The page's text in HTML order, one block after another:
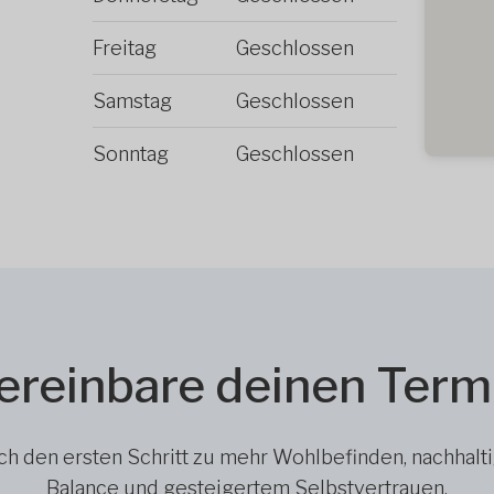
Freitag Geschlossen
Samstag Geschlossen
Sonntag Geschlossen
deinen
den ersten Schritt zu mehr Wohlbefinden,
Balance und gesteigertem Selbstvertrauen.